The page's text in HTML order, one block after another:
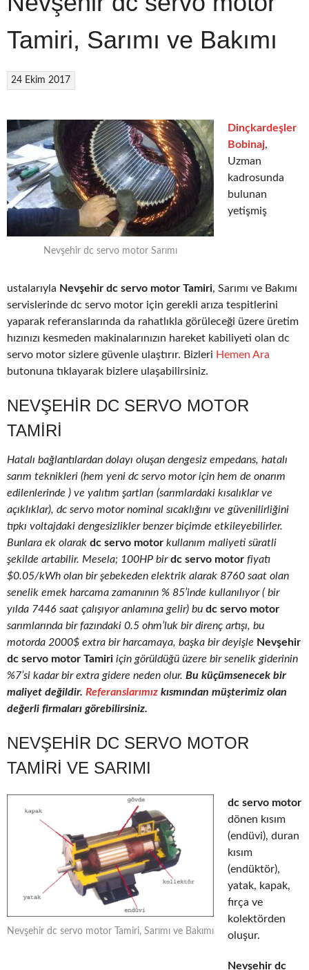
Tamiri, Sarımı ve Bakımı
24 Ekim 2017
Nevşehir dc servo motor Sarımı
Dinçkardeşler
Bobinaj,
Uzman
kadrosunda
bulunan
yetişmiş
ustalarıyla Nevşehir dc servo motor Tamiri, Sarımı ve Bakımı
servislerinde dc servo motor için gerekli arıza tespitlerini
yaparak referanslarında da rahatlıkla görüleceği üzere üretim
hızınızı kesmeden makinalarınızın hareket kabiliyeti olan dc
servo motor sizlere güvenle ulaştırır. Bizleri Hemen Ara
butonuna tıklayarak bizlere ulaşabilirsiniz.
NEVŞEHIR DC SERVO MOTOR
TAMIRI
Hatalı bağlantılardan dolayı oluşan dengesiz empedans, hatalı
sarım teknikleri (hem yeni dc servo motor için hem de onarım
edilenlerinde ) ve yalıtım şartları (sarımlardaki kısalıklar ve
açıklıklar), dc servo motor nominal sıcaklığını ve güvenilirliğini
tıpkı voltajdaki dengesizlikler benzer biçimde etkileyebilirler.
Bunlara ek olarak dc servo motor kullanım maliyeti süratli
şekilde artabilir. Mesela; 100HP birdc servo motor fiyatı
$0.05/kWh olan bir şebekeden elektrik alarak 8760 saat olan
senelik emek harcama zamanının % 85’inde kullanılıyor ( bir
yılda 7446 saat çalışıyor anlamına gelir) bu dc servo motor
sarımlarında bir fazındaki 0.5 ohm’luk bir direnç artışı, bu
motorda 2000$ extra bir harcamaya, başka bir deyişle Nevşehir
dc servo motor Tamiri için görüldüğü üzere bir senelik giderinin
%7’si kadar bir extra gidere neden olur. Bu küçümsenecek bir
maliyet değildir. Referanslarımız kısmından müşterimiz olan
değerli firmaları görebilirsiniz.
NEVŞEHIR DC SERVO MOTOR
TAMIRI VE SARIMI
Nevşehir dc servo motor Tamiri, Sarımı ve Bakımı
dc servo motor
dönen kısım
(endüvi), duran
kısım
(endüktör),
yatak, kapak,
fırça ve
kolektörden
oluşur.
Nevşehir dc